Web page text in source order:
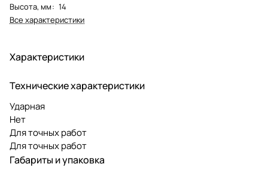
Высота, мм: 14
Все характеристики
Характеристики
Технические характеристики
Ударная
Нет
Для точных работ
Для точных работ
Габариты и упаковка